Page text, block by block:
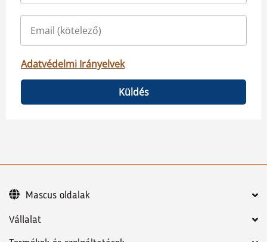
Adatvédelmi Irányelvek
Küldés
Vállalat
Mascus oldalak